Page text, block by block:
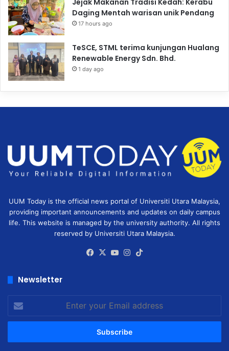
Jejak Makanan Tradisi Kedah: Kerabu
Daging Mentah warisan unik Pendang
17 hours ago
TeSCE, STML terima kunjungan Hualang
Renewable Energy Sdn. Bhd.
1 day ago
UUM Today is the official news portal of Universiti Utara Malaysia,
providing important announcements and updates on daily campus
life. This website is managed by the university authority. All rights
reserved by Universiti Utara Malaysia.
Facebook
X YouTubeInstagram
Newsletter
Enter
your
Email